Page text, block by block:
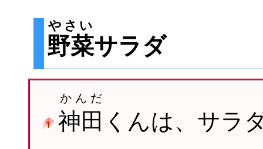
野菜
やさい
サラダ
神田
かんだ
くんは、サラ